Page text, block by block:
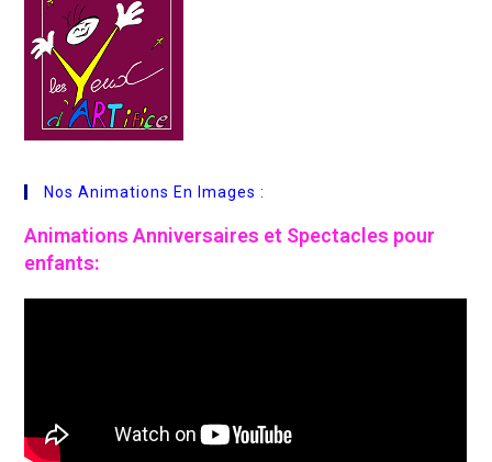
Nos Animations En Images :
Animations Anniversaires et Spectacles pour
enfants: